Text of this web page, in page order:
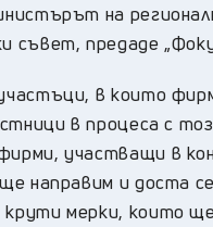
на
съвет, предаде
в които
в процеса с
участващи в
направим и доста
мерки, които